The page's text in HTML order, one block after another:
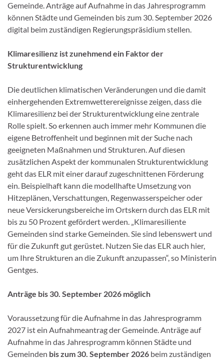
Gemeinde. Anträge auf Aufnahme in das Jahresprogramm
können Städte und Gemeinden bis zum 30. September 2026
digital beim zuständigen Regierungspräsidium stellen.
Klimaresilienz ist zunehmend ein Faktor der
Strukturentwicklung
Die deutlichen klimatischen Veränderungen und die damit
einhergehenden Extremwetterereignisse zeigen, dass die
Klimaresilienz bei der Strukturentwicklung eine zentrale
Rolle spielt. So erkennen auch immer mehr Kommunen die
eigene Betroffenheit und beginnen mit der Suche nach
geeigneten Maßnahmen und Strukturen. Auf diesen
zusätzlichen Aspekt der kommunalen Strukturentwicklung
geht das ELR mit einer darauf zugeschnittenen Förderung
ein. Beispielhaft kann die modellhafte Umsetzung von
Hitzeplänen, Verschattungen, Regenwasserspeicher oder
neue Versickerungsbereiche im Ortskern durch das ELR mit
bis zu 50 Prozent gefördert werden. „Klimaresiliente
Gemeinden sind starke Gemeinden. Sie sind lebenswert und
für die Zukunft gut gerüstet. Nutzen Sie das ELR auch hier,
um Ihre Strukturen an die Zukunft anzupassen“, so Ministerin
Gentges.
Anträge bis 30. September 2026 möglich
Voraussetzung für die Aufnahme in das Jahresprogramm
2027 ist ein Aufnahmeantrag der Gemeinde. Anträge auf
Aufnahme in das Jahresprogramm können Städte und
Gemeinden bis zum 30. September 2026 beim zuständigen